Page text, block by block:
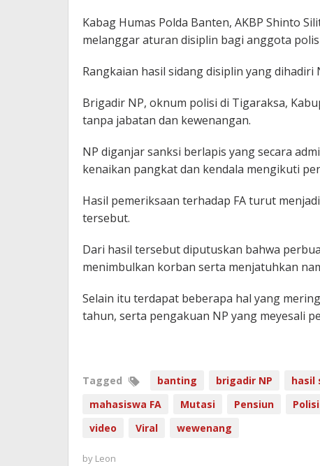
Kabag Humas Polda Banten, AKBP Shinto
melanggar aturan disiplin bagi anggota
Rangkaian hasil sidang disiplin yang
Brigadir NP, oknum polisi di Tigaraksa,
tanpa jabatan dan kewenangan.
NP diganjar sanksi berlapis yang secara
kenaikan pangkat dan kendala mengikuti
Hasil pemeriksaan terhadap FA turut
tersebut.
Dari hasil tersebut diputuskan bahwa
menimbulkan korban serta menjatuhkan
Selain itu terdapat beberapa hal yang
tahun, serta pengakuan NP yang meyesali
Tagged banting brigadir NP hasil
mahasiswa FA
Mutasi Pensiun Polisi
video
Viral wewenang
by Leon